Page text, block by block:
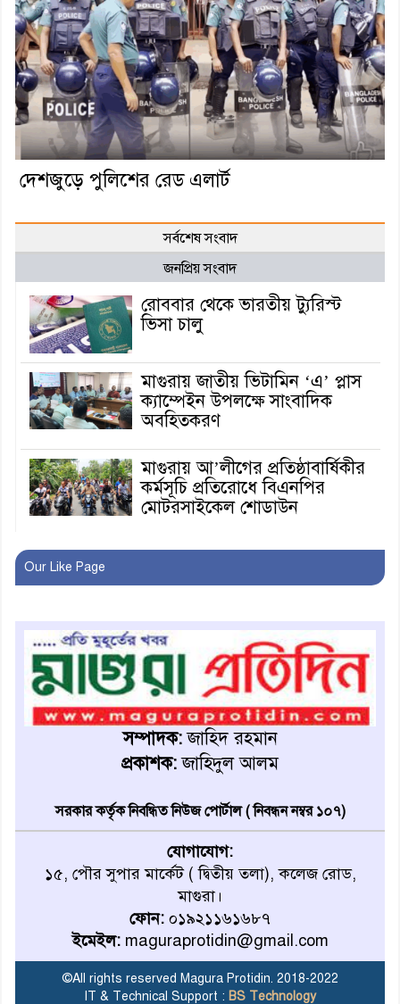
দেশজুড়ে পুলিশের রেড এলার্ট
সর্বশেষ সংবাদ
জনপ্রিয় সংবাদ
রোববার থেকে ভারতীয় ট্যুরিস্ট
ভিসা চালু
মাগুরায় জাতীয় ভিটামিন ‘এ’ প্লাস
ক্যাম্পেইন উপলক্ষে সাংবাদিক
অবহিতকরণ
মাগুরায় আ’লীগের প্রতিষ্ঠাবার্ষিকীর
কর্মসূচি প্রতিরোধে বিএনপির
মোটরসাইকেল শোডাউন
খুব শিঘ্রই কর্মস্থলে ফিরবেন
মহম্মদপুর থানার ওসিকে ক্লোজ
বাবার হাতে বিক্রি টুকটুকি পুলিশের
সহযোগিতায় ফিরলো মায়ের
কোলে
বিক্ষোভ-সিসি ক্যামেরা ফুটেজ
যাচাইয়ের দাবি অভিযুক্ত শিক্ষকের
মাগুরার কথিত মাদক সম্রাট
আমিরুল গ্রেফতার
মাগুরায় আর্জেন্টিনা ফুটবল
ভক্তদের বর্ণাঢ্য শোভাযাত্রা
Our Like Page
সম্পাদক:জাহিদ রহমান
প্রকাশক:জাহিদুল আলম
সরকার কর্তৃক নিবন্ধিত নিউজ পোর্টাল ( নিবন্ধন নম্বর ১০৭)
যোগাযোগ:
১৫, পৌর সুপার মার্কেট ( দ্বিতীয় তলা), কলেজ রোড,
মাগুরা।
ফোন: ০১৯২১১৬১৬৮৭
ইমেইল: maguraprotidin@gmail.com
©All rights reserved Magura Protidin. 2018-2022
IT & Technical Support : BS Technology